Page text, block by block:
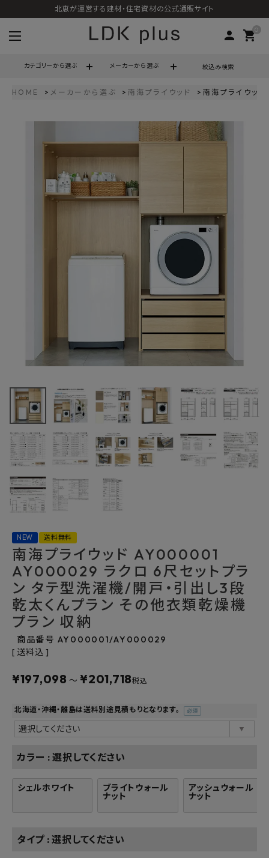
北恵が運営する建材・住宅資材の公式通販サイト
person 0
shopping_cart
カテゴリーから選ぶ メーカーから選ぶ 絞込み検索
06-6121-9302
営業時間 - 10:00～17:00（定休日 - 土日祝）
ACCOUNT MENU
南海プライウッド
ロ 6尺セットプラ
ン タテ型洗濯機/
開戸・引出し3段
乾太くんプラン そ
の他衣類乾燥機
プラン 収納
(税込)
FAX注文はこちらから
カテゴリーから選ぶ
メーカーから選ぶ
よくあるご質問
お問い合わせ
メルマガ登録
特定商取引法について
プライバシーポリシー
HOME メーカーから選ぶ 南海プライウッド 南海プライウッ
NEW 送料無料
南海プライウッド AY000001
AY000029 ラクロ 6尺セットプラ
ン タテ型洗濯機/開戸・引出し3段
乾太くんプラン その他衣類乾燥機
プラン 収納
商品番号 AY000001/AY000029
送料込
¥197,098 〜 ¥201,718税込
北海道・沖縄・離島は送料別途見積もりとなります。
(必
カラー 選択してください
シェルホワイト ブライトウォール
ナット
アッシュウォール
ナット
タイプ 選択してください